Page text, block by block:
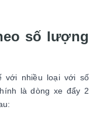
số lượng
với nhiều loại với số
là dòng xe đẩy 2